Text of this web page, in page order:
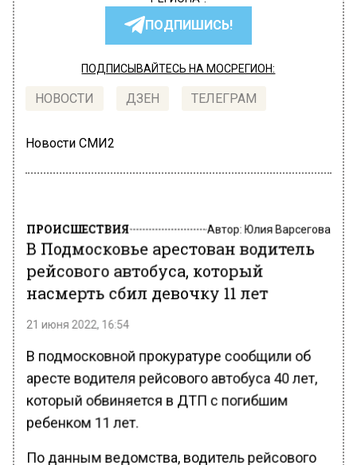
ПОДПИШИСЬ!
ПОДПИСЫВАЙТЕСЬ НА МОСРЕГИОН:
НОВОСТИ ДЗЕН ТЕЛЕГРАМ
Новости СМИ2
ПРОИСШЕСТВИЯ Автор: Юлия Варсегова
В Подмосковье арестован водитель
рейсового автобуса, который
насмерть сбил девочку 11 лет
21 июня 2022, 16:54
В подмосковной прокуратуре сообщили об
аресте водителя рейсового автобуса 40 лет,
который обвиняется в ДТП с погибшим
ребенком 11 лет.
По данным ведомства, водитель рейсового